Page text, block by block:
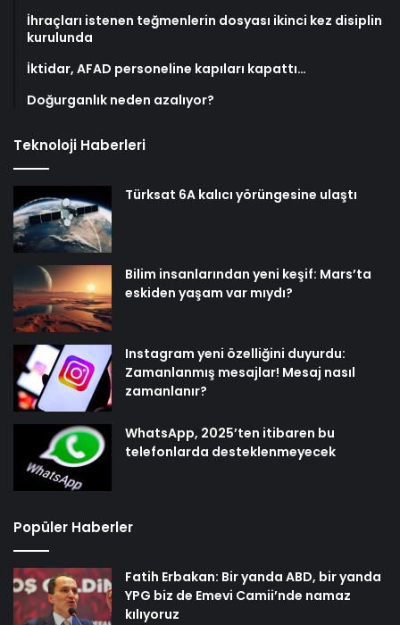
İhraçları istenen teğmenlerin dosyası ikinci kez disiplin
kurulunda
İktidar, AFAD personeline kapıları kapattı…
Doğurganlık neden azalıyor?
Teknoloji Haberleri
Türksat 6A kalıcı yörüngesine ulaştı
Bilim insanlarından yeni keşif: Mars’ta
eskiden yaşam var mıydı?
Instagram yeni özelliğini duyurdu:
Zamanlanmış mesajlar! Mesaj nasıl
zamanlanır?
WhatsApp, 2025’ten itibaren bu
telefonlarda desteklenmeyecek
Popüler Haberler
Fatih Erbakan: Bir yanda ABD, bir yanda
YPG biz de Emevi Camii’nde namaz
kılıyoruz